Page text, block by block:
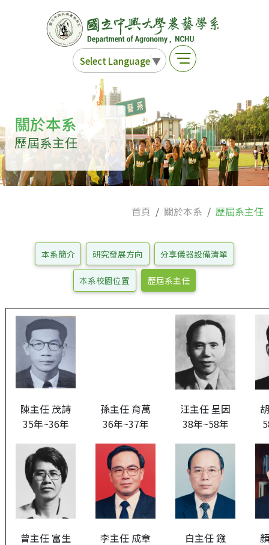
Select Language▼
關於本系
歷屆系主任
首頁 關於本系 歷屆系主任
本系簡介 研究發展方向 分享儀器設備清單
本系校園位置 歷屆系主任
陳主任 茂詩
35年~36年
孫主任 育萬
36年~37年
汪主任 呈因
38年~58年
曾主任 富生
李主任 成章
白主任 鏹